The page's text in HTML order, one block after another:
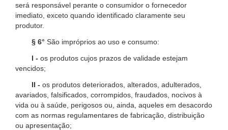
será responsável perante o consumidor o fornecedor
imediato, exceto quando identificado claramente seu
produtor.
§ 6° São impróprios ao uso e consumo:
I - os produtos cujos prazos de validade estejam
vencidos;
II - os produtos deteriorados, alterados, adulterados,
avariados, falsificados, corrompidos, fraudados, nocivos à
vida ou à saúde, perigosos ou, ainda, aqueles em desacordo
com as normas regulamentares de fabricação, distribuição
ou apresentação;